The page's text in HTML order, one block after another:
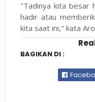
"Tadinya kita besar
hadir atau
kita saat ini," kata
BAGIKAN DI :